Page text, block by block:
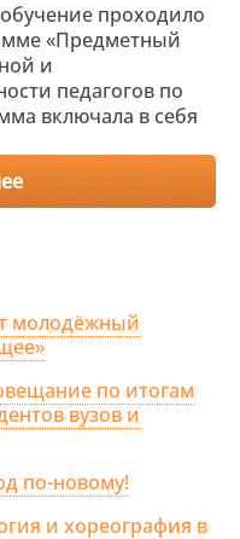
проходило
«Предметный
и
педагогов по
включала в себя
молодёжный
по итогам
вузов и
по-новому!
и хореография в